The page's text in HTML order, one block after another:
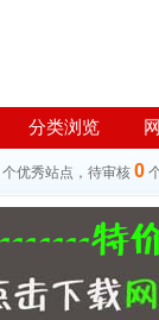
分类浏览
个优秀站点，待审核 0